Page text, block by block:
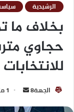
الرشيدية
بخلاف ما
حجاوي
الجهة8 1 مارس، 2026